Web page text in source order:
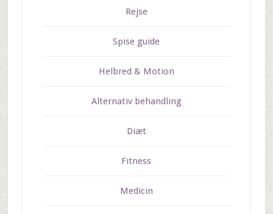
Rejse
Spise guide
Helbred & Motion
Alternativ behandling
Diæt
Fitness
Medicin